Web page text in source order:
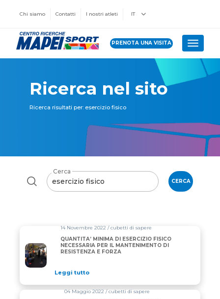
Chi siamo Contatti I nostri atleti IT
PRENOTA UNA VISITA Toggle
Ricerca nel sito
Ricerca risultati per: esercizio fisico
Cerca
CERCA
14 Novembre 2022 / cubetti di sapere
QUANTITA’ MINIMA DI ESERCIZIO FISICO
NECESSARIA PER IL MANTENIMENTO DI
RESISTENZA E FORZA
Leggi tutto
04 Maggio 2022 / cubetti di sapere